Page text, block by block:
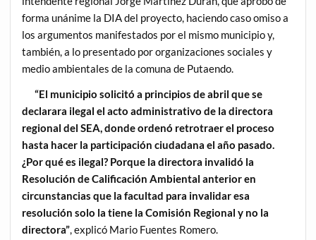
forma unánime la DIA del proyecto, haciendo caso omiso a
los argumentos manifestados por el mismo municipio y,
también, a lo presentado por organizaciones sociales y
medio ambientales de la comuna de Putaendo.
“El municipio solicitó a principios de abril que se
declarara ilegal el acto administrativo de la directora
regional del SEA, donde ordenó retrotraer el proceso
hasta hacer la participación ciudadana el año pasado.
¿Por qué es ilegal? Porque la directora invalidó la
Resolución de Calificación Ambiental anterior en
circunstancias que la facultad para invalidar esa
resolución solo la tiene la Comisión Regional y no la
directora”, explicó Mario Fuentes Romero.